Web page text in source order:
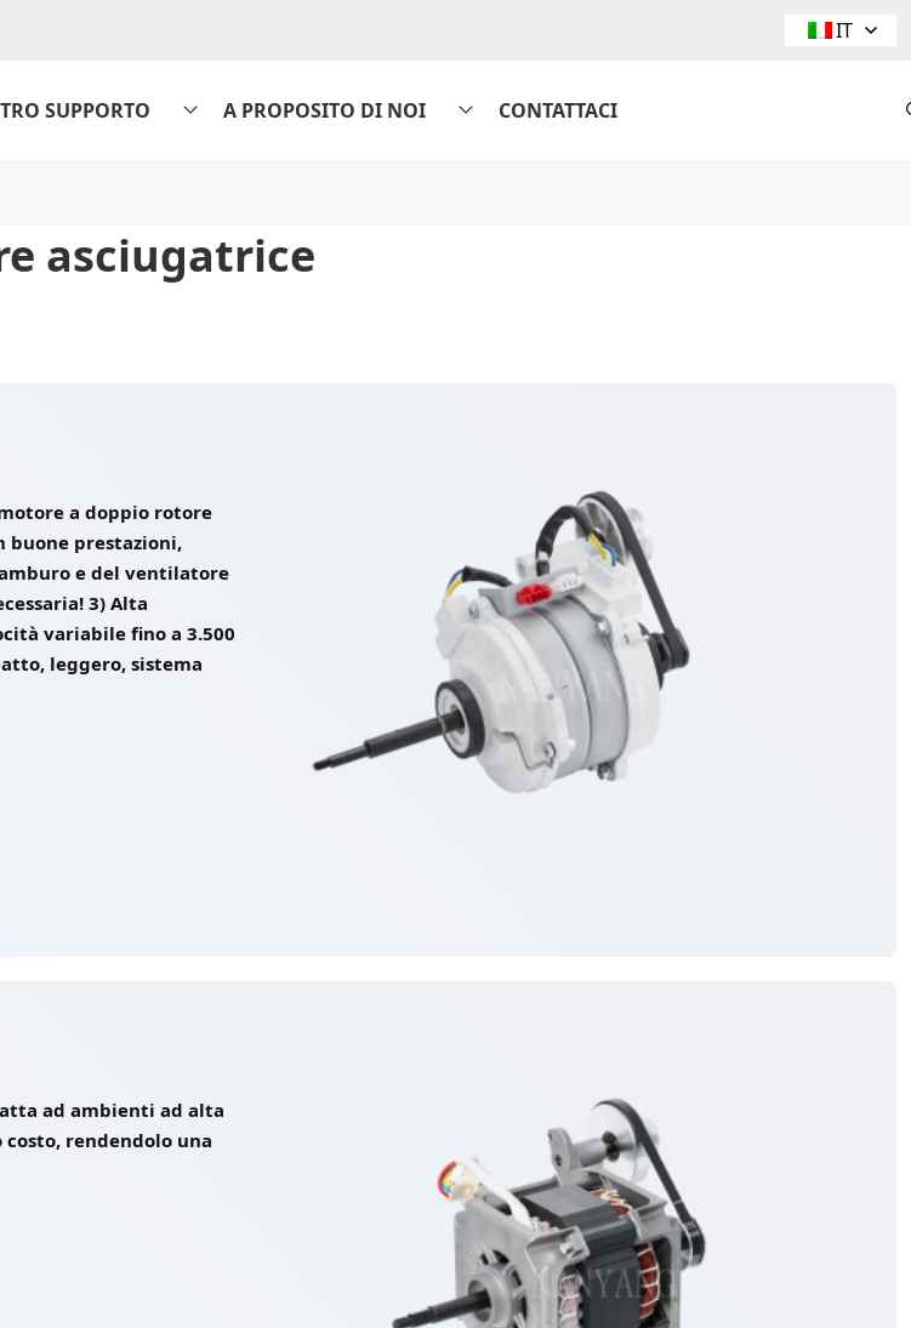
IT
SUPPORTO A PROPOSITO DI NOI CONTATTACI
asciugatrice
a doppio rotore
buone prestazioni,
e del ventilatore
3) Alta
variabile fino a 3.500
leggero, sistema
ad ambienti ad alta
rendendolo una